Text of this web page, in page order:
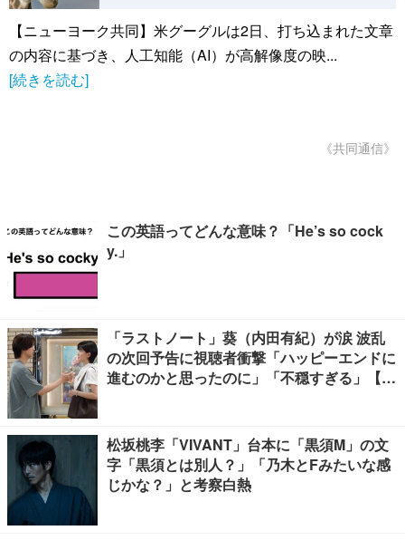
【ニューヨーク共同】米グーグルは2日、打ち込まれた文章
の内容に基づき、人工知能（AI）が高解像度の映...
[続きを読む]
《共同通信》
この英語ってどんな意味？「He’s so cock
y.」
「ラストノート」葵（内田有紀）が涙 波乱
の次回予告に視聴者衝撃「ハッピーエンドに
進むのかと思ったのに」「不穏すぎる」【ネ
松坂桃李「VIVANT」台本に「黒須M」の文
字「黒須とは別人？」「乃木とFみたいな感
じかな？」と考察白熱